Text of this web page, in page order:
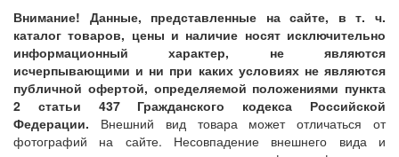
Внимание! Данные, представленные на сайте, в т. ч.
каталог товаров, цены и наличие носят исключительно
информационный характер, не являются
исчерпывающими и ни при каких условиях не являются
публичной офертой, определяемой положениями пункта
2 статьи 437 Гражданского кодекса Российской
Федерации. Внешний вид товара может отличаться от
фотографий на сайте. Несовпадение внешнего вида и